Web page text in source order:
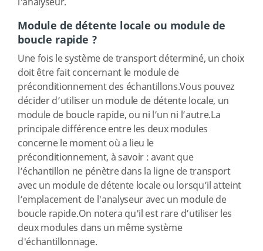
Module de détente locale ou module de
boucle rapide ?
Une fois le système de transport déterminé, un choix
doit être fait concernant le module de
préconditionnement des échantillons.Vous pouvez
décider d’utiliser un module de détente locale, un
module de boucle rapide, ou ni l’un ni l’autre.La
principale différence entre les deux modules
concerne le moment où a lieu le
préconditionnement, à savoir : avant que
l’échantillon ne pénètre dans la ligne de transport
avec un module de détente locale ou lorsqu’il atteint
l’emplacement de l'analyseur avec un module de
boucle rapide.On notera qu'il est rare d’utiliser les
deux modules dans un même système
d'échantillonnage.